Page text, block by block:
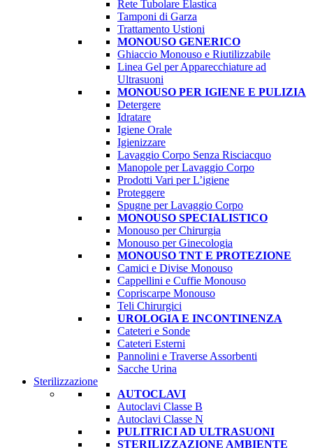
Rete Tubolare Elastica
Tamponi di Garza
Trattamento Ustioni
MONOUSO GENERICO
Ghiaccio Monouso e Riutilizzabile
Linea Gel per Apparecchiature ad
Ultrasuoni
MONOUSO PER IGIENE E PULIZIA
Detergere
Idratare
Igiene Orale
Igienizzare
Lavaggio Corpo Senza Risciacquo
Manopole per Lavaggio Corpo
Prodotti Vari per L’igiene
Proteggere
Spugne per Lavaggio Corpo
MONOUSO SPECIALISTICO
Monouso per Chirurgia
Monouso per Ginecologia
MONOUSO TNT E PROTEZIONE
Camici e Divise Monouso
Cappellini e Cuffie Monouso
Copriscarpe Monouso
Teli Chirurgici
UROLOGIA E INCONTINENZA
Cateteri e Sonde
Cateteri Esterni
Pannolini e Traverse Assorbenti
Sacche Urina
Sterilizzazione
AUTOCLAVI
Autoclavi Classe B
Autoclavi Classe N
PULITRICI AD ULTRASUONI
STERILIZZAZIONE AMBIENTE